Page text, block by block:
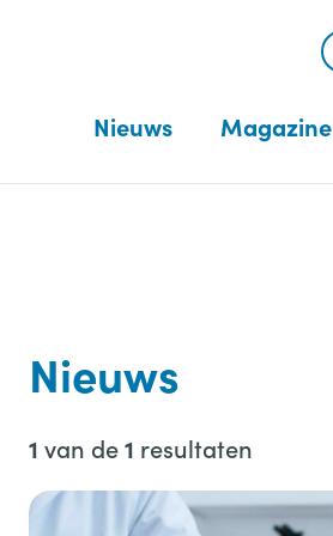
Nieuws Magazine
Nieuws
1 van de1 resultaten